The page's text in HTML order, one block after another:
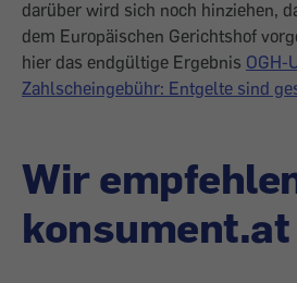
darüber wird sich noch hinziehen,
dem Europäischen Gerichtshof
hier das endgültige Ergebnis OGH-
Zahlscheingebühr: Entgelte sind
Wir
konsument.at